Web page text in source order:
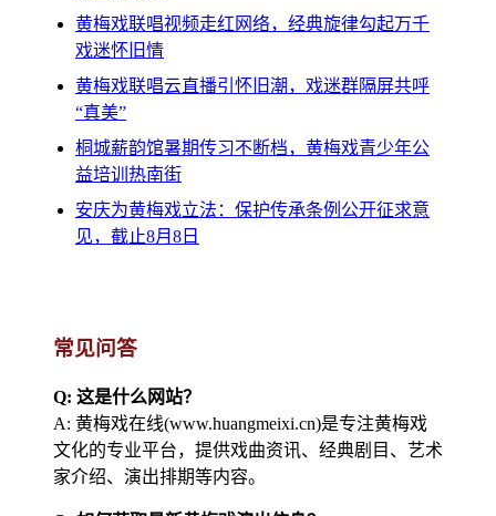
黄梅戏联唱视频走红网络，经典旋律勾起万千
戏迷怀旧情
黄梅戏联唱云直播引怀旧潮，戏迷群隔屏共呼
“真美”
桐城薪韵馆暑期传习不断档，黄梅戏青少年公
益培训热南街
安庆为黄梅戏立法：保护传承条例公开征求意
见，截止8月8日
常见问答
Q: 这是什么网站？
A: 黄梅戏在线(www.huangmeixi.cn)是专注黄梅戏
文化的专业平台，提供戏曲资讯、经典剧目、艺术
家介绍、演出排期等内容。